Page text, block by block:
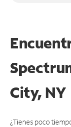
City, NY
¿Tienes poco